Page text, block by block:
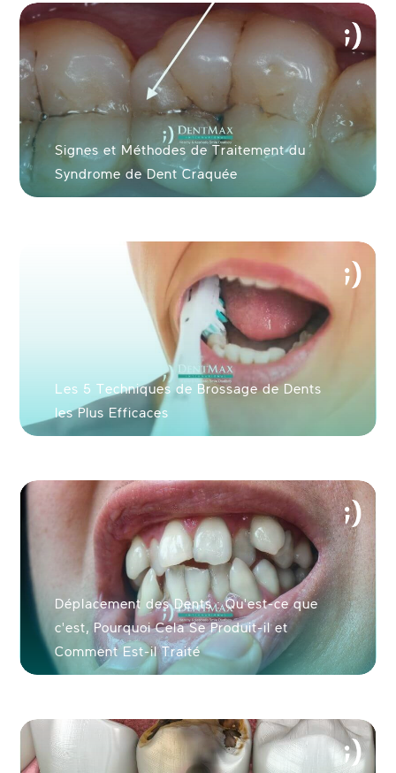
Signes et Méthodes de Traitement du
Syndrome de Dent Craquée
Les 5 Techniques de Brossage de Dents
les Plus Efficaces
Déplacement des Dents : Qu'est-ce que
c'est, Pourquoi Cela Se Produit-il et
Comment Est-il Traité